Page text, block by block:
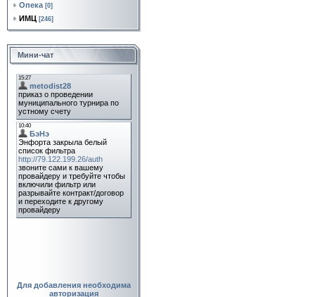
Опека [0]
ИМЦ [246]
Мини-чат
Для добавления необходима
авторизация